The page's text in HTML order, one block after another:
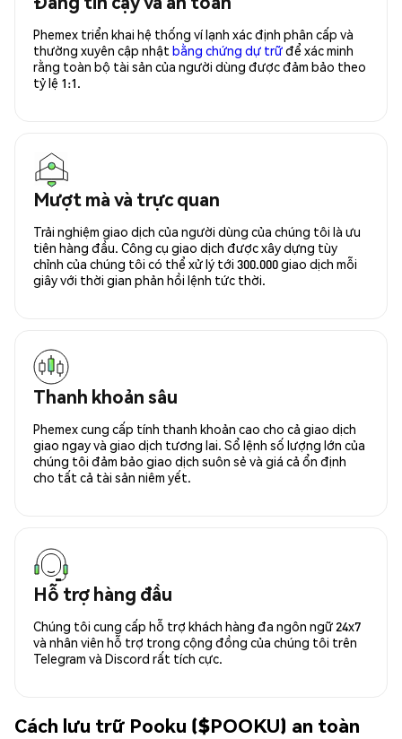
Phemex triển khai hệ thống ví lạnh xác định phân cấp và
thường xuyên cập nhật bằng chứng dự trữđể xác minh
rằng toàn bộ tài sản của người dùng được đảm bảo theo
tỷ lệ 1:1.
Mượt mà và trực quan
Trải nghiệm giao dịch của người dùng của chúng tôi là ưu
tiên hàng đầu. Công cụ giao dịch được xây dựng tùy
chỉnh của chúng tôi có thể xử lý tới 300.000 giao dịch mỗi
giây với thời gian phản hồi lệnh tức thời.
Thanh khoản sâu
Phemex cung cấp tính thanh khoản cao cho cả giao dịch
giao ngay và giao dịch tương lai. Sổ lệnh số lượng lớn của
chúng tôi đảm bảo giao dịch suôn sẻ và giá cả ổn định
cho tất cả tài sản niêm yết.
Hỗ trợ hàng đầu
Chúng tôi cung cấp hỗ trợ khách hàng đa ngôn ngữ 24x7
và nhân viên hỗ trợ trong cộng đồng của chúng tôi trên
Telegram và Discord rất tích cực.
Cách lưu trữ Pooku ($POOKU) an toàn